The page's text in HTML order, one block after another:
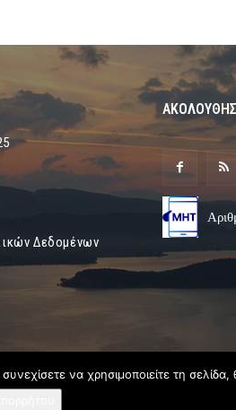
Δεδομένων
να χρησιμοποιείτε τη